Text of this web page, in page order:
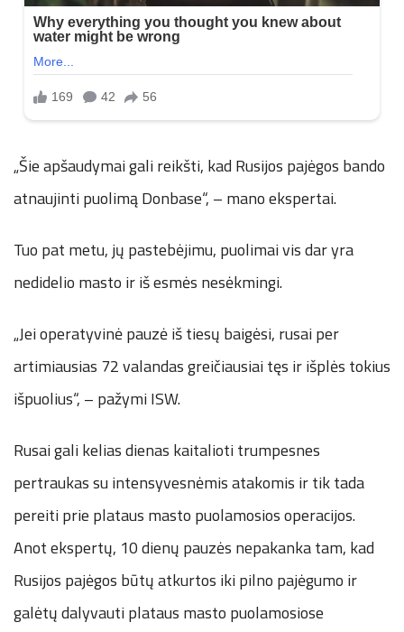
„Šie apšaudymai gali reikšti, kad Rusijos pajėgos bando
atnaujinti puolimą Donbase“, – mano ekspertai.
Tuo pat metu, jų pastebėjimu, puolimai vis dar yra
nedidelio masto ir iš esmės nesėkmingi.
„Jei operatyvinė pauzė iš tiesų baigėsi, rusai per
artimiausias 72 valandas greičiausiai tęs ir išplės tokius
išpuolius“, – pažymi ISW.
Rusai gali kelias dienas kaitalioti trumpesnes
pertraukas su intensyvesnėmis atakomis ir tik tada
pereiti prie plataus masto puolamosios operacijos.
Anot ekspertų, 10 dienų pauzės nepakanka tam, kad
Rusijos pajėgos būtų atkurtos iki pilno pajėgumo ir
galėtų dalyvauti plataus masto puolamosiose